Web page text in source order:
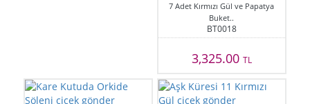
7 Adet Kırmızı Gül ve Papatya
Buket..
BT0018
3,325.00 TL